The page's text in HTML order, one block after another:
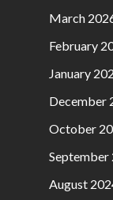
March
February
January
December
October
September
August